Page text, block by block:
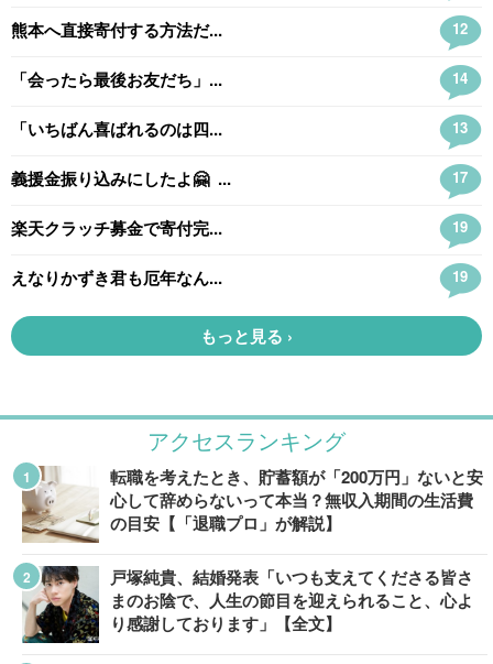
アクセスランキング
転職を考えたとき、貯蓄額が「200万円」ないと安
心して辞めらないって本当？無収入期間の生活費
の目安【「退職プロ」が解説】
戸塚純貴、結婚発表「いつも支えてくださる皆さ
まのお陰で、人生の節目を迎えられること、心よ
り感謝しております」【全文】